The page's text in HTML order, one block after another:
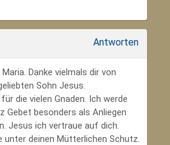
Antworten
Danke vielmals dir von
Sohn Jesus.
die vielen Gnaden. Ich werde
Gebet besonders als Anliegen
Jesus ich vertraue auf dich.
unter deinen Mütterlichen Schutz.